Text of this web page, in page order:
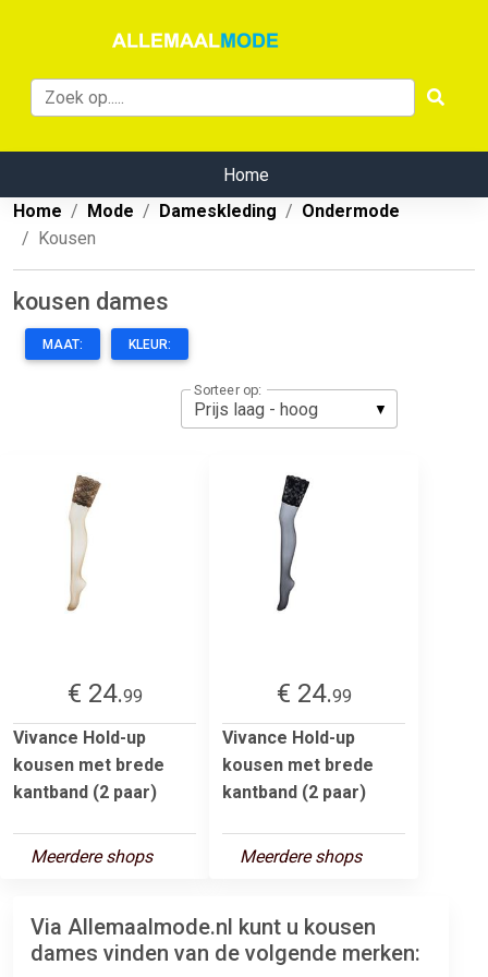
Home
Home
Mode Dameskleding
Ondermode
Kousen
kousen dames
MAAT: KLEUR:
Sorteer op:
€ 24.99
Vivance Hold-up
kousen met brede
kantband (2 paar)
Meerdere shops
€ 24.99
Vivance Hold-up
kousen met brede
kantband (2 paar)
Meerdere shops
Via Allemaalmode.nl kunt u kousen
dames vinden van de volgende merken: